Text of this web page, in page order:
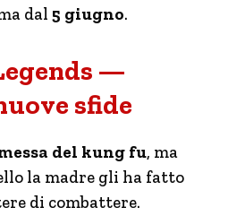
dal 5 giugno.
—
sfide
del kung fu, ma
la madre gli ha fatto
di combattere.